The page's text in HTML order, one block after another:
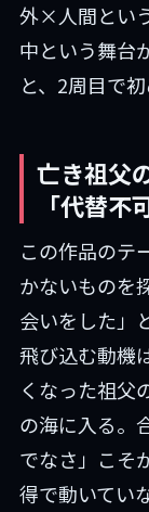
外×人間とい
中という舞台
と、2周目で
亡き祖父
「代替
この作品のテ
かないものを
会いをした」
飛び込む動機
くなった祖
の海に入る。
でなさ」こそ
得で動いてい